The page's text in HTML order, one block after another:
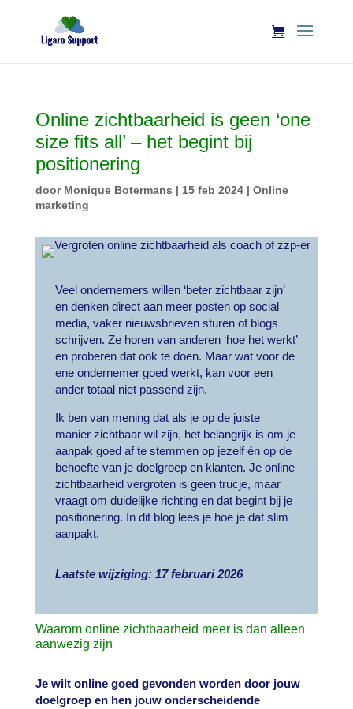
Online zichtbaarheid is geen ‘one
size fits all’ – het begint bij
positionering
door Monique Botermans | 15 feb 2024| Online
marketing
Veel ondernemers willen ‘beter zichtbaar zijn’
en denken direct aan meer posten op social
media, vaker nieuwsbrieven sturen of blogs
schrijven. Ze horen van anderen ‘hoe het werkt’
en proberen dat ook te doen. Maar wat voor de
ene ondernemer goed werkt, kan voor een
ander totaal niet passend zijn.
Ik ben van mening dat als je op de juiste
manier zichtbaar wil zijn, het belangrijk is om je
aanpak goed af te stemmen op jezelf én op de
behoefte van je doelgroep en klanten. Je online
zichtbaarheid vergroten is geen trucje, maar
vraagt om duidelijke richting en dat begint bij je
positionering. In dit blog lees je hoe je dat slim
aanpakt.
Laatste wijziging: 17 februari 2026
Waarom online zichtbaarheid meer is dan alleen
aanwezig zijn
Je wilt online goed gevonden worden door jouw
doelgroep en hen jouw onderscheidende